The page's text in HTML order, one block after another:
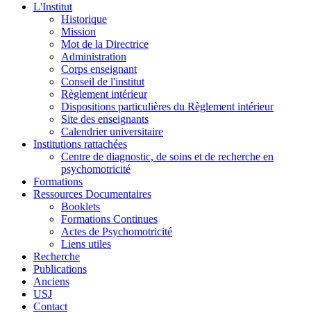
L'Institut
Historique
Mission
Mot de la Directrice
Administration
Corps enseignant
Conseil de l'institut
Règlement intérieur
Dispositions particulières du Règlement intérieur
Site des enseignants
Calendrier universitaire
Institutions rattachées
Centre de diagnostic, de soins et de recherche en
psychomotricité
Formations
Ressources Documentaires
Booklets
Formations Continues
Actes de Psychomotricité
Liens utiles
Recherche
Publications
Anciens
USJ
Contact